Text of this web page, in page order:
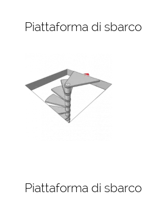
Piattaforma di
Piattaforma di